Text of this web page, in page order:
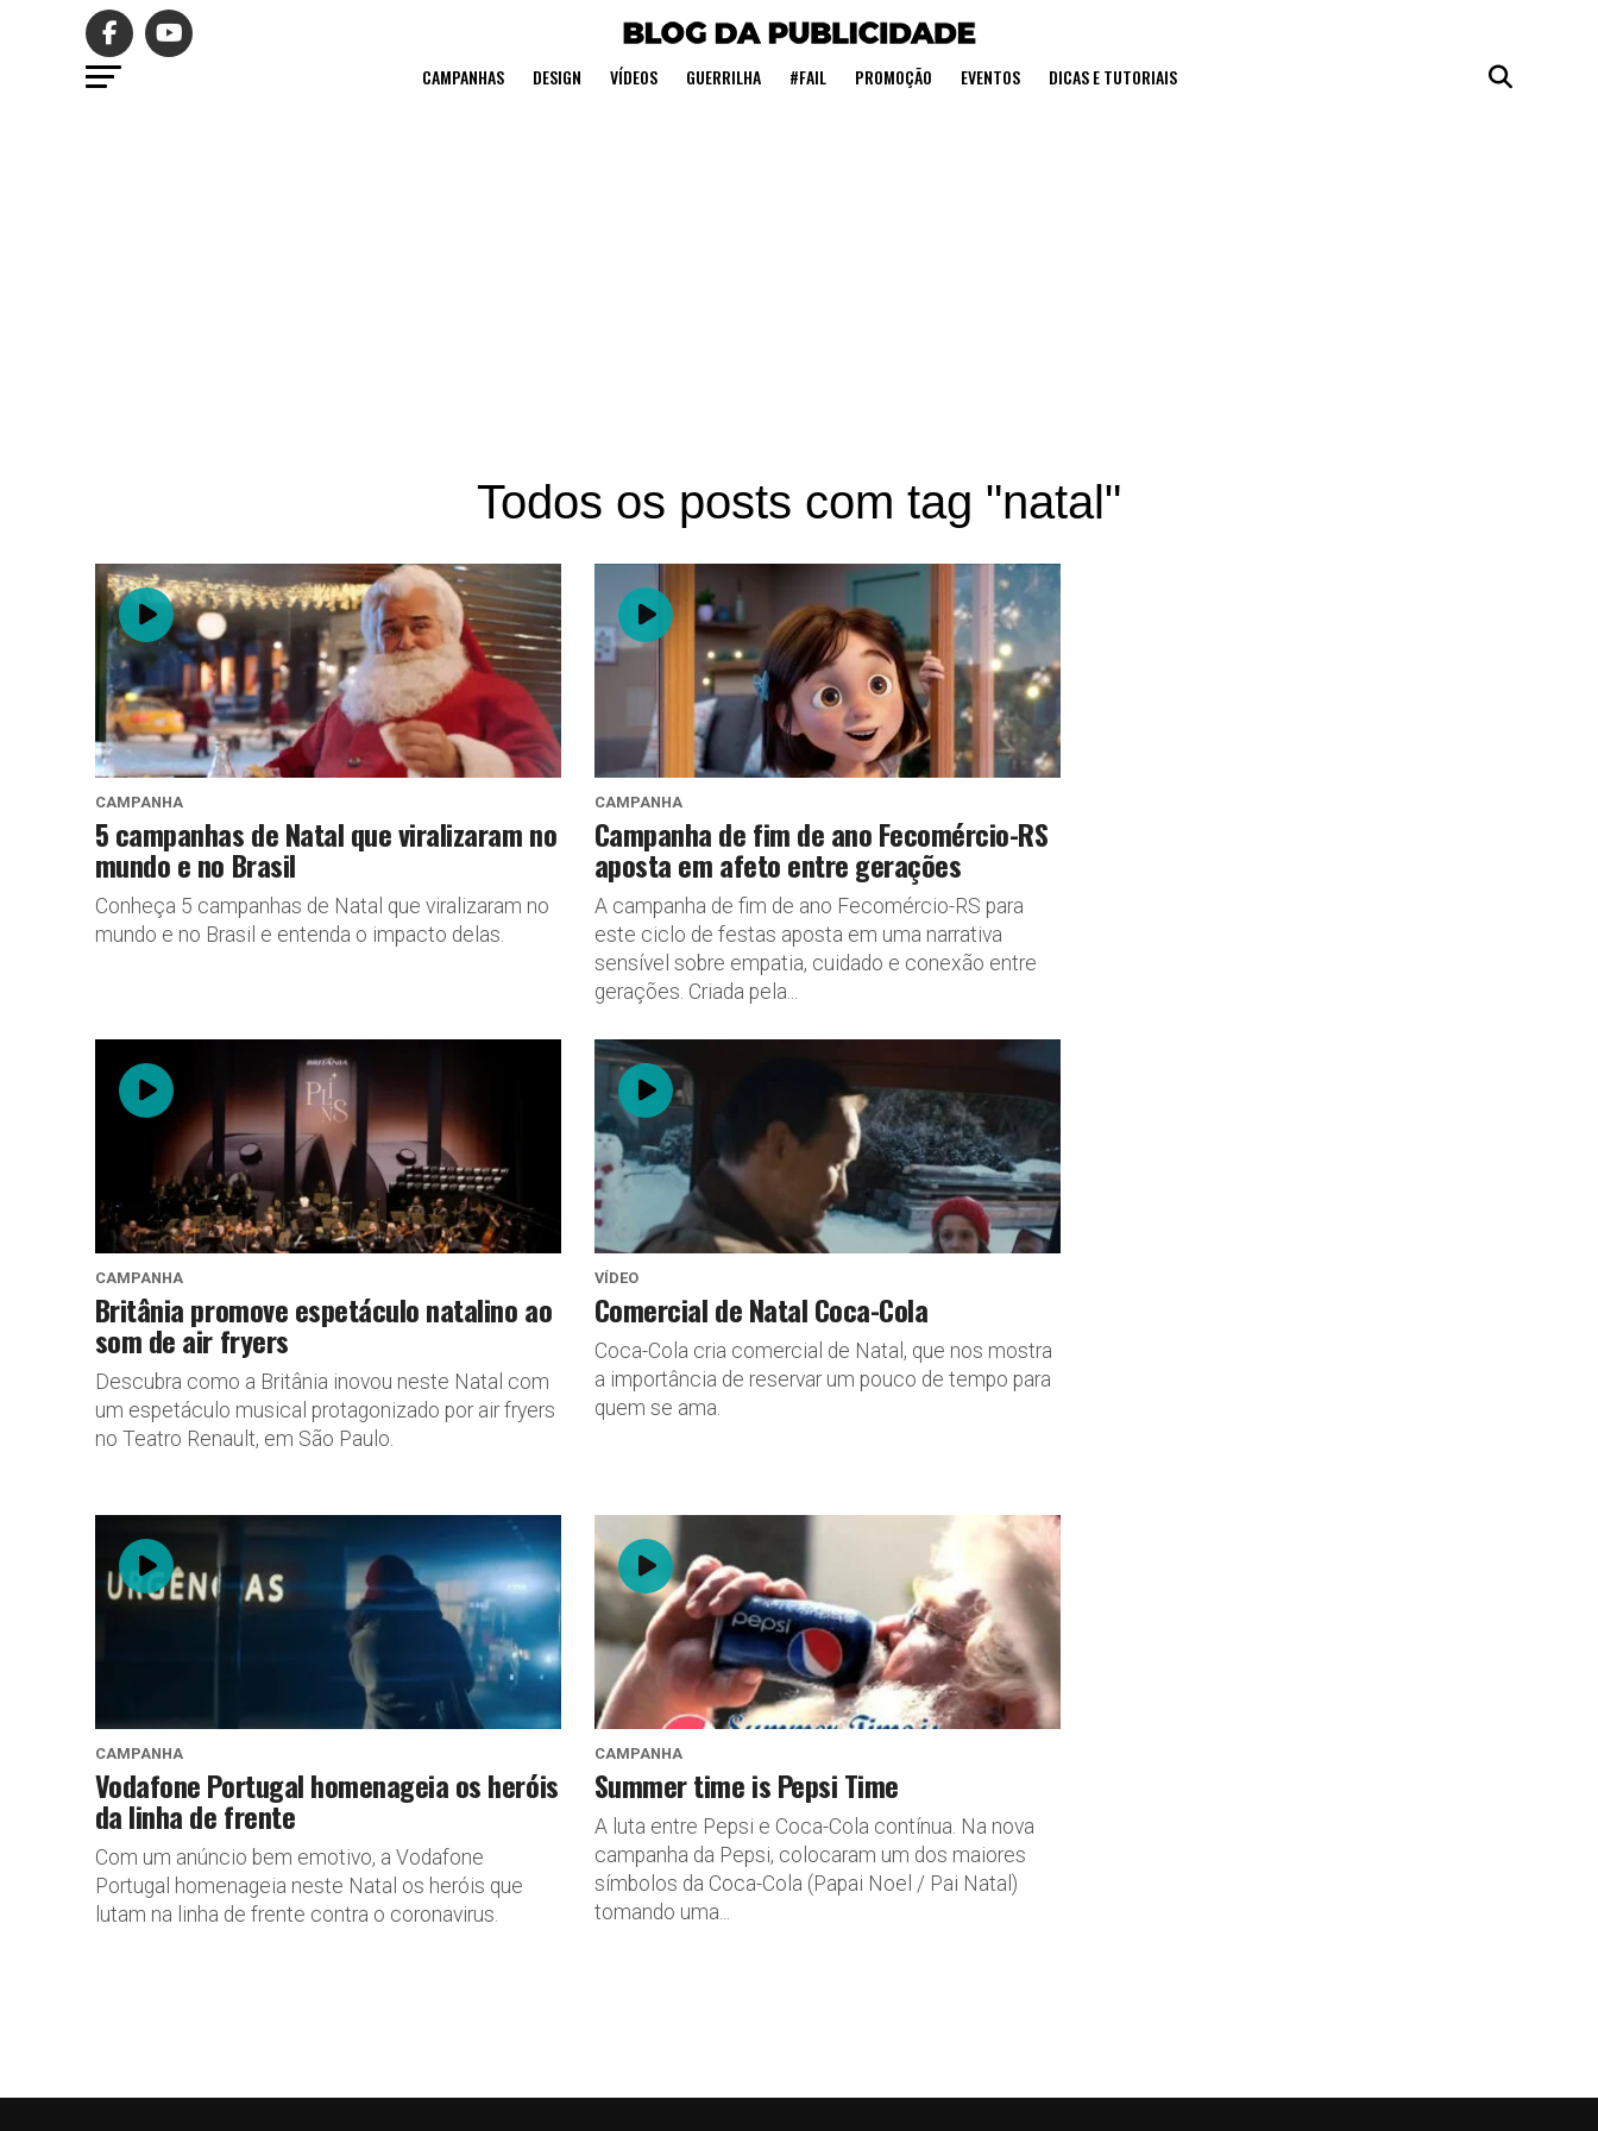
CAMPANHAS DESIGN VÍDEOS GUERRILHA #FAIL PROMOÇÃO EVENTOS DICAS E TUTORIAIS
Todos os posts com tag "natal"
CAMPANHA
5 campanhas de Natal que viralizaram no
mundo e no Brasil
Conheça 5 campanhas de Natal que viralizaram no
mundo e no Brasil e entenda o impacto delas.
CAMPANHA
Campanha de fim de ano Fecomércio-RS
aposta em afeto entre gerações
A campanha de fim de ano Fecomércio-RS para
este ciclo de festas aposta em uma narrativa
sensível sobre empatia, cuidado e conexão entre
gerações. Criada pela...
CAMPANHA
Britânia promove espetáculo natalino ao
som de air fryers
Descubra como a Britânia inovou neste Natal com
um espetáculo musical protagonizado por air fryers
no Teatro Renault, em São Paulo.
VÍDEO
Comercial de Natal Coca-Cola
Coca-Cola cria comercial de Natal, que nos mostra
a importância de reservar um pouco de tempo para
quem se ama.
CAMPANHA
Vodafone Portugal homenageia os heróis
da linha de frente
Com um anúncio bem emotivo, a Vodafone
Portugal homenageia neste Natal os heróis que
lutam na linha de frente contra o coronavirus.
CAMPANHA
Summer time is Pepsi Time
A luta entre Pepsi e Coca-Cola contínua. Na nova
campanha da Pepsi, colocaram um dos maiores
símbolos da Coca-Cola (Papai Noel / Pai Natal)
tomando uma...